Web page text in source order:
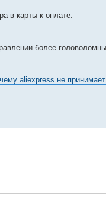
в карты к оплате.
более
aliexpress не